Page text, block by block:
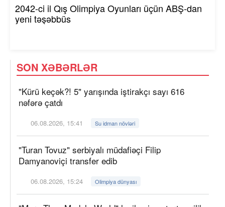
2042-ci il Qış Olimpiya Oyunları üçün ABŞ-dan
yeni təşəbbüs
SON XƏBƏRLƏR
"Kürü keçək?! 5" yarışında iştirakçı sayı 616
nəfərə çatdı
06.08.2026, 15:41 Su idman növləri
"Turan Tovuz" serbiyalı müdafiəçi Filip
Damyanoviçi transfer edib
06.08.2026, 15:24 Olimpiya dünyası